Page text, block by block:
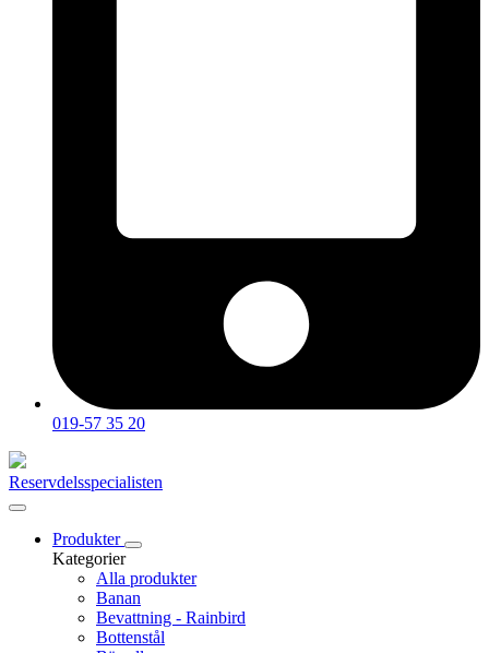
019-57 35 20
Reservdelsspecialisten
Produkter
Kategorier
Alla produkter
Banan
Bevattning - Rainbird
Bottenstål